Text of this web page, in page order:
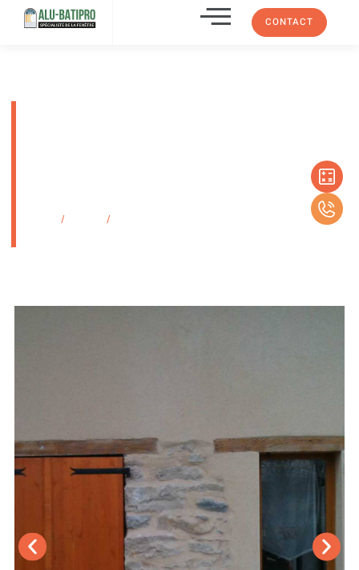
CONTACT
contemporaines ou en pierres
/ /
volets battants à lames verticales 59 mm dauphinois